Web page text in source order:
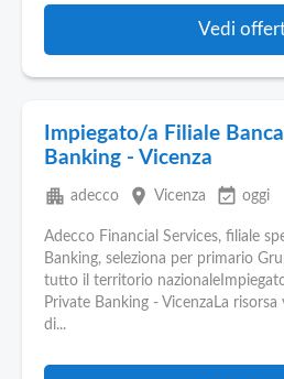
Vedi
Impiegato/a Filiale
Banking - Vicenza
apartment adecco place Vicenza event_available oggi
Adecco Financial Services, filiale
Banking, seleziona per primario
tutto il territorio
Private Banking - VicenzaLa
di...